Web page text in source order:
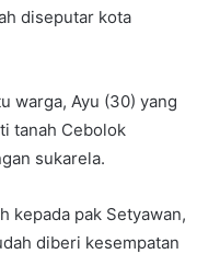
diseputar kota
warga, Ayu (30) yang
tanah Cebolok
sukarela.
kepada pak Setyawan,
diberi kesempatan